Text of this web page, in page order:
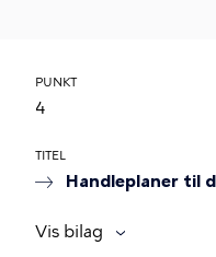
PUNKT
4
TITEL
Handleplaner til
Vis bilag